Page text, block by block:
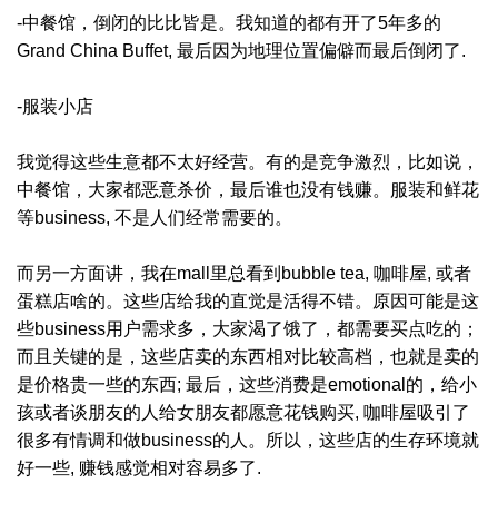
-中餐馆，倒闭的比比皆是。我知道的都有开了5年多的
Grand China Buffet, 最后因为地理位置偏僻而最后倒闭了.
-服装小店
我觉得这些生意都不太好经营。有的是竞争激烈，比如说，
中餐馆，大家都恶意杀价，最后谁也没有钱赚。服装和鲜花
等business, 不是人们经常需要的。
而另一方面讲，我在mall里总看到bubble tea, 咖啡屋, 或者
蛋糕店啥的。这些店给我的直觉是活得不错。原因可能是这
些business用户需求多，大家渴了饿了，都需要买点吃的；
而且关键的是，这些店卖的东西相对比较高档，也就是卖的
是价格贵一些的东西; 最后，这些消费是emotional的，给小
孩或者谈朋友的人给女朋友都愿意花钱购买, 咖啡屋吸引了
很多有情调和做business的人。所以，这些店的生存环境就
好一些, 赚钱感觉相对容易多了.